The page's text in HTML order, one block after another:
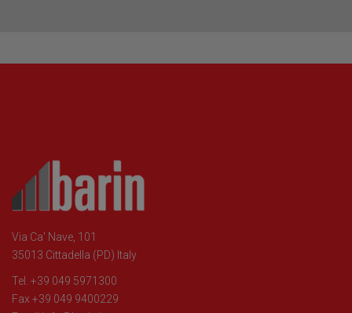
Via Ca' Nave, 101
35013 Cittadella (PD) Italy
Tel. +39 049 5971300
Fax +39 049 9400229